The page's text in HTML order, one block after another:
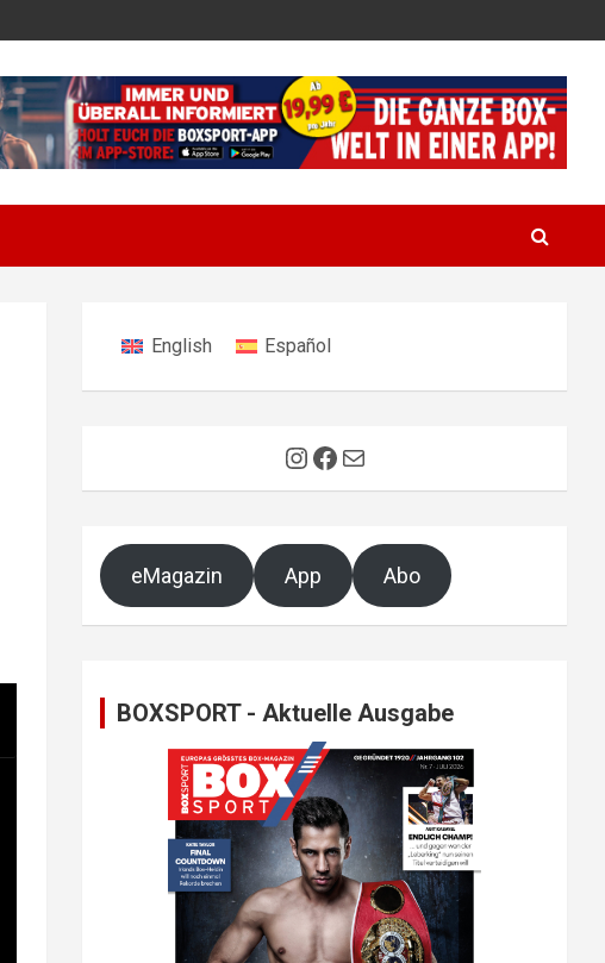
English Español
Instagram
Facebook
E-Mail
eMagazin App Abo
BOXSPORT - Aktuelle Ausgabe